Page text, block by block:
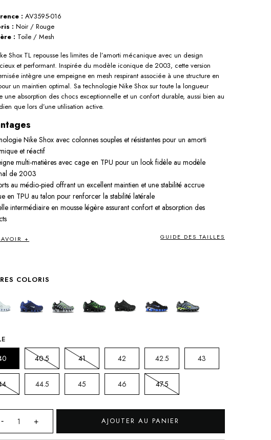
: AV3595-016
: Noir / Rouge
: Toile / Mesh
Shox TL repousse les limites de l’amorti mécanique avec un design
et performant. Inspirée du modèle iconique de 2003, cette version
intègre une empeigne en mesh respirant associée à une structure en
un maintien optimal. Sa technologie Nike Shox sur toute la longueur
une absorption des chocs exceptionnelle et un confort durable, aussi bien au
que lors d’une utilisation active.
Nike Shox avec colonnes souples et résistantes pour un amorti
et réactif
multi-matières avec cage en TPU pour un look fidèle au modèle
de 2003
au médio-pied offrant un excellent maintien et une stabilité accrue
en TPU au talon pour renforcer la stabilité latérale
intermédiaire en mousse légère assurant confort et absorption des
+ GUIDE DES TAILLES
COLORIS
40.5 41 42 42.5 43
44.5 45 46 47.5
AJOUTER AU PANIER